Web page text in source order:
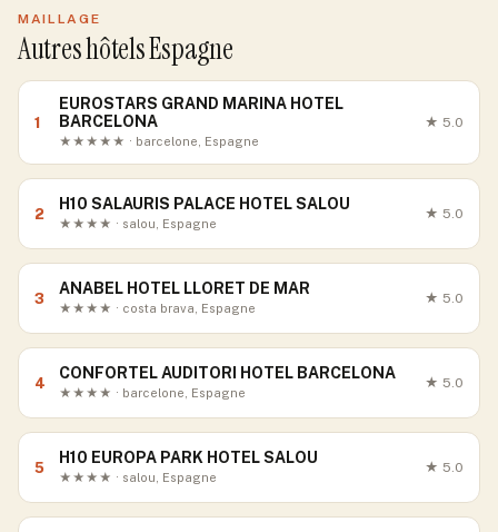
MAILLAGE
Autres hôtels Espagne
1
EUROSTARS GRAND MARINA HOTEL
BARCELONA
★★★★★ · barcelone, Espagne
★ 5.0
2
H10 SALAURIS PALACE HOTEL SALOU
★★★★ · salou, Espagne
★ 5.0
3
ANABEL HOTEL LLORET DE MAR
★★★★ · costa brava, Espagne
★ 5.0
4
CONFORTEL AUDITORI HOTEL BARCELONA
★★★★ · barcelone, Espagne
★ 5.0
5
H10 EUROPA PARK HOTEL SALOU
★★★★ · salou, Espagne
★ 5.0